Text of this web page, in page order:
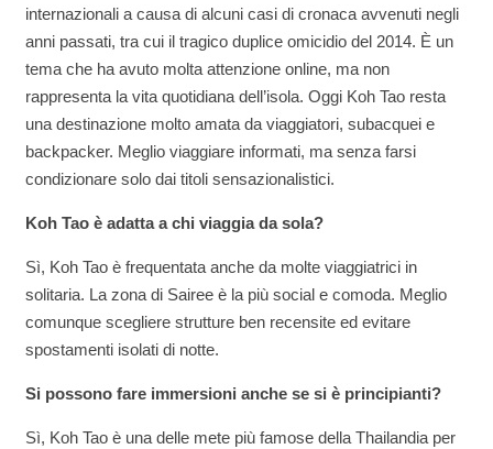
internazionali a causa di alcuni casi di cronaca avvenuti negli
anni passati, tra cui il tragico duplice omicidio del 2014. È un
tema che ha avuto molta attenzione online, ma non
rappresenta la vita quotidiana dell’isola. Oggi Koh Tao resta
una destinazione molto amata da viaggiatori, subacquei e
backpacker. Meglio viaggiare informati, ma senza farsi
condizionare solo dai titoli sensazionalistici.
Koh Tao è adatta a chi viaggia da sola?
Sì, Koh Tao è frequentata anche da molte viaggiatrici in
solitaria. La zona di Sairee è la più social e comoda. Meglio
comunque scegliere strutture ben recensite ed evitare
spostamenti isolati di notte.
Si possono fare immersioni anche se si è principianti?
Sì, Koh Tao è una delle mete più famose della Thailandia per